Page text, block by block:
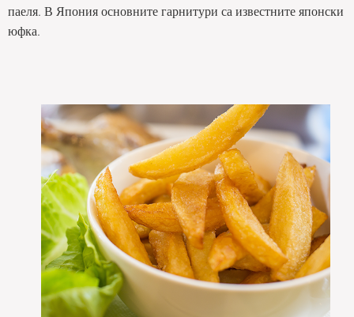
паеля. В Япония основните гарнитури са известните японски
юфка.